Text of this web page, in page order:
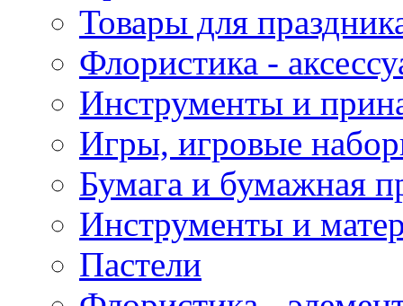
Товары для
Флористика -
Инструменты и
Игры, игровые
Бумага и бумажная
Инструменты и
Пастели